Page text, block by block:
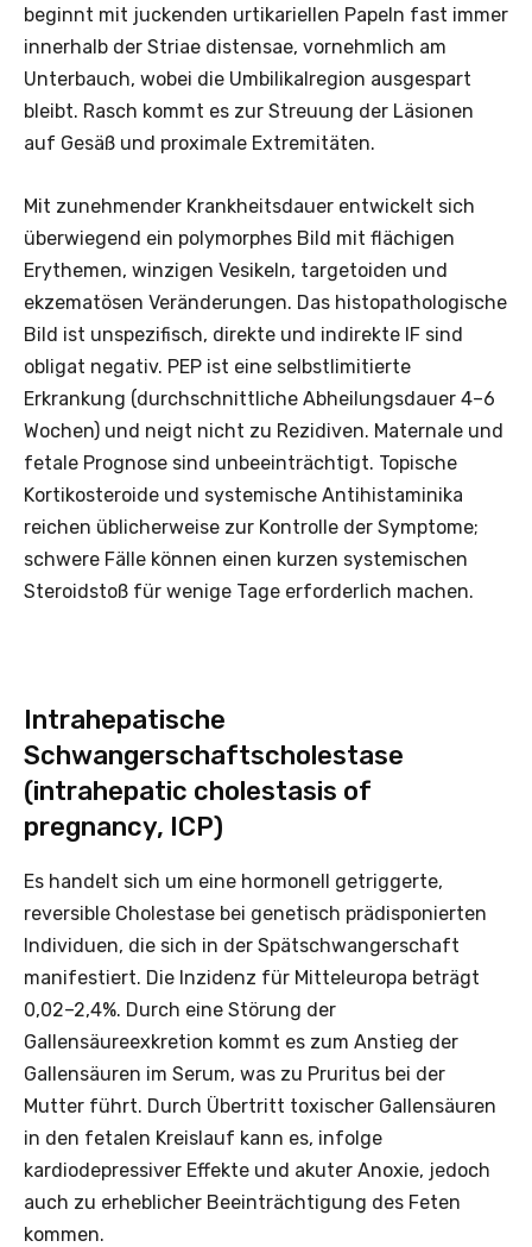
beginnt mit juckenden urtikariellen Papeln fast ­immer
innerhalb der Striae ­distensae, vornehmlich am
Unterbauch, ­wobei die Umbilikalregion ausgespart
bleibt. Rasch kommt es zur Streuung der Läsionen
auf Gesäß und proximale Extremitäten.
Mit zunehmender Krankheitsdauer entwickelt sich
überwiegend ein polymorphes Bild mit flächigen
Erythemen, winzigen Vesikeln, targetoiden und
ekzematösen Veränderungen. Das histopathologische
Bild ist unspezifisch, direkte und indirekte IF sind
obligat negativ. PEP ist eine selbstlimitierte
Erkrankung (durchschnittliche Abheilungsdauer 4–6
Wochen) und neigt nicht zu Rezidiven. Maternale und
fetale Prognose sind unbeeinträchtigt. Topische
Kortikosteroide und systemische Antihistaminika
reichen üblicherweise zur Kontrolle der Symptome;
schwere Fälle können einen kurzen systemischen
Steroidstoß für wenige Tage erforderlich machen.
Intrahepatische
Schwangerschaftscholestase
(intrahepatic cholestasis of
pregnancy, ICP)
Es handelt sich um eine hormonell getriggerte,
reversible Cholestase bei genetisch prädisponierten
Individuen, die sich in der Spätschwangerschaft
manifestiert. Die Inzidenz für Mitteleuropa beträgt
0,02–2,4%. Durch eine Störung der
Gallensäureexkretion kommt es zum Anstieg der
Gallensäuren im ­Serum, was zu Pruritus bei der
Mutter führt. Durch Übertritt ­toxischer Gallensäuren
in den fetalen Kreislauf kann es, infolge
kardiodepressiver Effekte und akuter Anoxie, jedoch
auch zu erheblicher Beeinträchtigung des Feten
kommen.